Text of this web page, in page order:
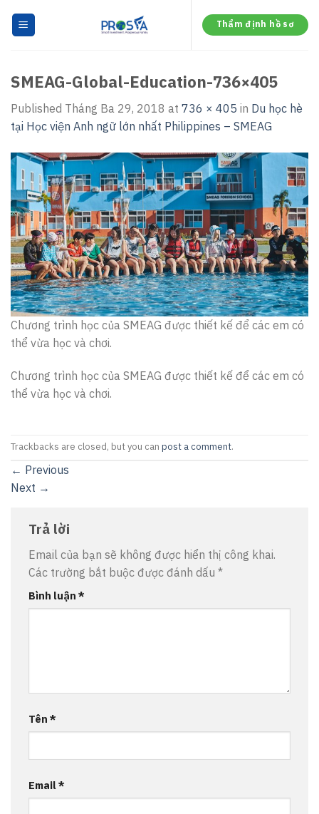
Thẩm định hồ sơ
SMEAG-Global-Education-736×405
Published Tháng Ba 29, 2018 at 736 × 405 in Du học hè
tại Học viện Anh ngữ lớn nhất Philippines – SMEAG
Chương trình học của SMEAG được thiết kế để các em có
thể vừa học và chơi.
Chương trình học của SMEAG được thiết kế để các em có
thể vừa học và chơi.
Trackbacks are closed, but you can post a comment.
← Previous
Next →
Trả lời
Email của bạn sẽ không được hiển thị công khai.
Các trường bắt buộc được đánh dấu *
Bình luận *
Tên *
Email*